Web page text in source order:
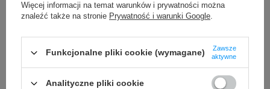
Matryca:CMOS
Procesor:ARM Cortex 32-bitowy
Potwierdzenie skanowania:świetlne i dźwiękowe
Szybkość skanowania:500 skanów/ sekunda
Długość przewodu: 140 cm.
Więcej informacji na temat warunków i prywatności można
znaleźć także na stronie Prywatność i warunki Google.
Funkcjonalne pliki cookie (wymagane)
Zawsze
aktywne
Analityczne pliki cookie